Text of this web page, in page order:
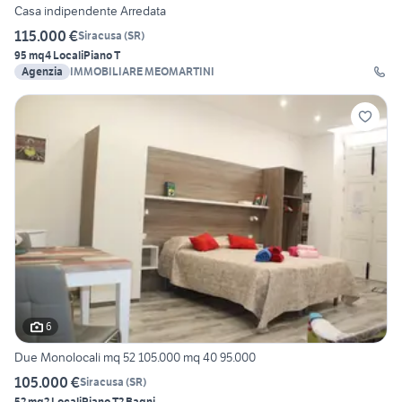
Casa indipendente Arredata
115.000 €Siracusa (SR)
95 mq4 LocaliPiano T
Agenzia
IMMOBILIARE MEOMARTINI
6
Due Monolocali mq 52 105.000 mq 40 95.000
105.000 €Siracusa (SR)